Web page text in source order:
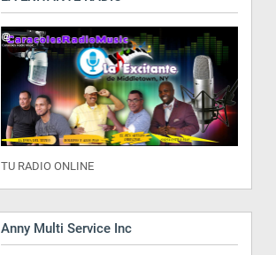
TU RADIO ONLINE
Anny Multi Service Inc